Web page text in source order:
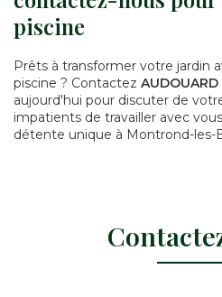
piscine
Prêts à transformer votre jardin
piscine ? Contactez
aujourd'hui pour discuter de
impatients de travailler avec
détente unique à Montrond-les-